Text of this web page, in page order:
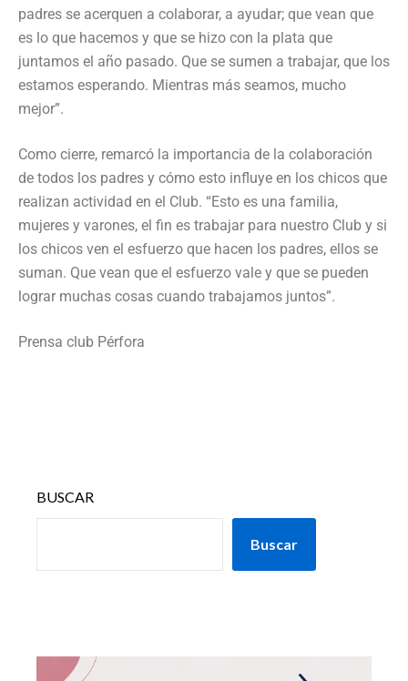
padres se acerquen a colaborar, a ayudar; que vean que
es lo que hacemos y que se hizo con la plata que
juntamos el año pasado. Que se sumen a trabajar, que los
estamos esperando. Mientras más seamos, mucho
mejor”.
Como cierre, remarcó la importancia de la colaboración
de todos los padres y cómo esto influye en los chicos que
realizan actividad en el Club. “Esto es una familia,
mujeres y varones, el fin es trabajar para nuestro Club y si
los chicos ven el esfuerzo que hacen los padres, ellos se
suman. Que vean que el esfuerzo vale y que se pueden
lograr muchas cosas cuando trabajamos juntos”.
Prensa club Pérfora
BUSCAR
Buscar